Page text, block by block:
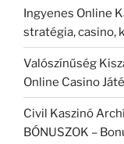
Ingyenes Online
stratégia, casino,
Valószínűség
Online Casino
Civil Kaszinó
BÓNUSZOK –